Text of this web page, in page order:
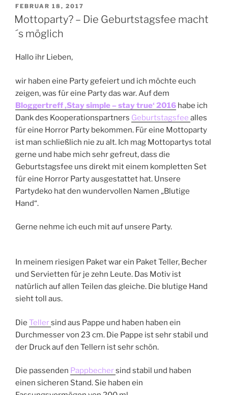
VERÖFFENTLICHT
AM
FEBRUAR 18, 2017
Mottoparty? – Die Geburtstagsfee macht
´s möglich
Hallo ihr Lieben,
wir haben eine Party gefeiert und ich möchte euch
zeigen, was für eine Party das war. Auf dem
Bloggertreff ‚Stay simple – stay true‘ 2016 habe ich
Dank des Kooperationspartners Geburtstagsfee alles
für eine Horror Party bekommen. Für eine Mottoparty
ist man schließlich nie zu alt. Ich mag Mottopartys total
gerne und habe mich sehr gefreut, dass die
Geburtstagsfee uns direkt mit einem kompletten Set
für eine Horror Party ausgestattet hat. Unsere
Partydeko hat den wundervollen Namen „Blutige
Hand“.
Gerne nehme ich euch mit auf unsere Party.
In meinem riesigen Paket war ein Paket Teller, Becher
und Servietten für je zehn Leute. Das Motiv ist
natürlich auf allen Teilen das gleiche. Die blutige Hand
sieht toll aus.
Die Tellersind aus Pappe und haben haben ein
Durchmesser von 23 cm. Die Pappe ist sehr stabil und
der Druck auf den Tellern ist sehr schön.
Die passenden Pappbechersind stabil und haben
einen sicheren Stand. Sie haben ein